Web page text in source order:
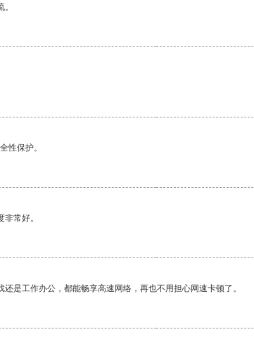
性保护。
常好。
是工作办公，都能畅享高速网络，再也不用担心网速卡顿了。